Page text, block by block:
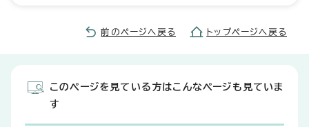
前のページへ戻る トップページへ戻る
このページを見ている方はこんなページも見ていま
す